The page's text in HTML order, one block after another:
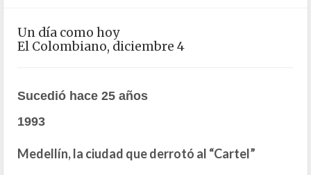
Un día como hoy
El Colombiano, diciembre 4
Sucedió hace 25 años
1993
Medellín, la ciudad que derrotó al “Cartel”